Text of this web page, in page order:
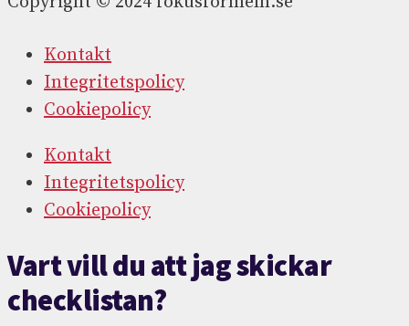
Kontakt
Integritetspolicy
Cookiepolicy
Kontakt
Integritetspolicy
Cookiepolicy
Vart vill du att jag skickar
checklistan?